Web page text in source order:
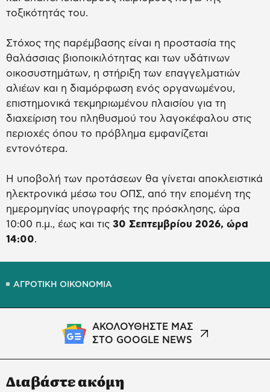
τοξικότητάς του.
Στόχος της παρέμβασης είναι η προστασία της
θαλάσσιας βιοποικιλότητας και των υδάτινων
οικοσυστημάτων, η στήριξη των επαγγελματιών
αλιέων και η διαμόρφωση ενός οργανωμένου,
επιστημονικά τεκμηριωμένου πλαισίου για τη
διαχείριση του πληθυσμού του λαγοκέφαλου στις
περιοχές όπου το πρόβλημα εμφανίζεται
εντονότερα.
Η υποβολή των προτάσεων θα γίνεται αποκλειστικά
ηλεκτρονικά μέσω του ΟΠΣ, από την επομένη της
ημερομηνίας υπογραφής της πρόσκλησης, ώρα
10:00 π.μ., έως και τις 30 Σεπτεμβρίου 2026, ώρα
14:00.
ΑΓΡΟΤΙΚΗ ΟΙΚΟΝΟΜΙΑ
ΑΚΟΛΟΥΘΗΣΤΕ ΜΑΣ
ΣΤΟ GOOGLE NEWS
Διαβάστε ακόμη